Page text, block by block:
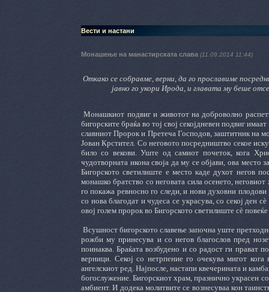
Вести и настани
Монашење на манастирската слава (11.09.2014 11:44)
Откако се собравме, верни, да го прославиме
јавно го укори Ирода, и главата му беше
Монашкиот подвиг и животот на доброволно
бигорските браќа во тој свој секојдневен подвиг
славниот Пророк и Претеча Господов, заштитник на
Јован Крстител. Со неговото посредништво секое
било со векови. Уште од самиот почеток, кога
чудотворната икона своја да му се објави, ова место
Бигорското светилиште е место каде духот негов
монашко братство со неговата сила осенето,
го покажа ревносно го следи, и нови духовни плодови
со нова благодат и чудеса се украсува, со секој ден
овој голем пророк во Бигорското светилиште сѐ
Всушност бигорското славење започна уште
рожби му принесува и со негов благослов пред
поинаква. Браќата возбудено и со радост ги прават
верници. Секој со нетрпение го очекува мигот
ангелскиот ред. Најпосле, настапи квечерината и
богослужение. Бигорскиот храм, празнично украсен
амбиент. И додека молитвите се вознесуваа кон